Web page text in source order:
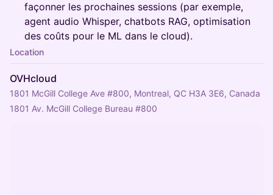
façonner les prochaines sessions (par exemple,
agent audio Whisper, chatbots RAG, optimisation
des coûts pour le ML dans le cloud).
Location
OVHcloud
1801 McGill College Ave #800, Montreal, QC H3A 3E6, Canada
1801 Av. McGill College Bureau #800